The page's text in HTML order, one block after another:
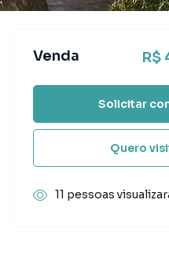
Venda R$
Solicitar
Quero
11 pessoas